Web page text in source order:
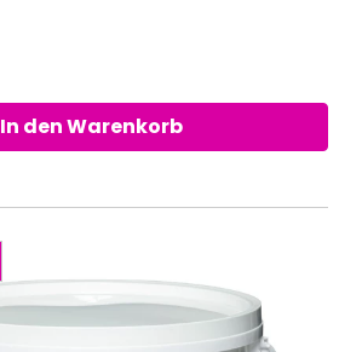
In den Warenkorb